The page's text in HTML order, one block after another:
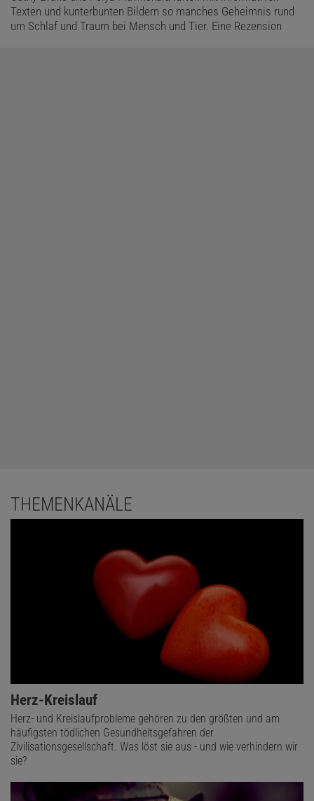
Texten und kunterbunten Bildern so manches Geheimnis rund
um Schlaf und Traum bei Mensch und Tier. Eine Rezension
THEMENKANÄLE
Herz-Kreislauf
Herz- und Kreislaufprobleme gehören zu den größten und am
häufigsten tödlichen Gesundheitsgefahren der
Zivilisationsgesellschaft. Was löst sie aus - und wie verhindern wir
sie?